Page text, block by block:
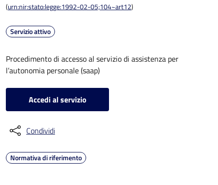
(urn:nir:stato:legge:1992-02-05;104~art12)
Servizio attivo
Procedimento di accesso al servizio di assistenza per
l’autonomia personale (saap)
Accedi al servizio
Condividi
Normativa di riferimento